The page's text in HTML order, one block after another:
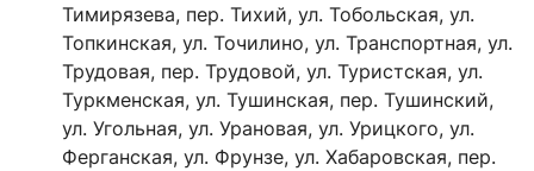
Тимирязева, пер. Тихий, ул. Тобольская, ул.
Топкинская, ул. Точилино, ул. Транспортная, ул.
Трудовая, пер. Трудовой, ул. Туристская, ул.
Туркменская, ул. Тушинская, пер. Тушинский,
ул. Угольная, ул. Урановая, ул. Урицкого, ул.
Ферганская, ул. Фрунзе, ул. Хабаровская, пер.